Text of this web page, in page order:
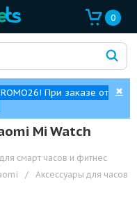
0
При заказе от
✖
Mi Watch
смарт часов и фитнес
/
Аксессуары для часов